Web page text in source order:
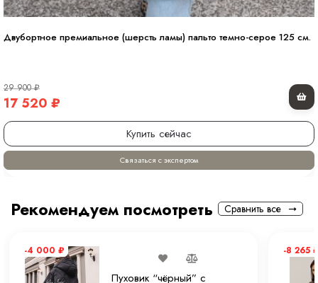
Двубортное премиальное (шерсть ламы) пальто темно-серое 125 см.
29 900₽
17 520 ₽
Купить сейчас
Связаться с экспертом
Рекомендуем посмотреть Сравнить все
-4 000 ₽
Пуховик “чёрный” с
-8 265 ₽